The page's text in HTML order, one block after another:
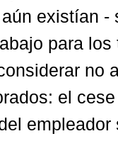
existían
para
no
el